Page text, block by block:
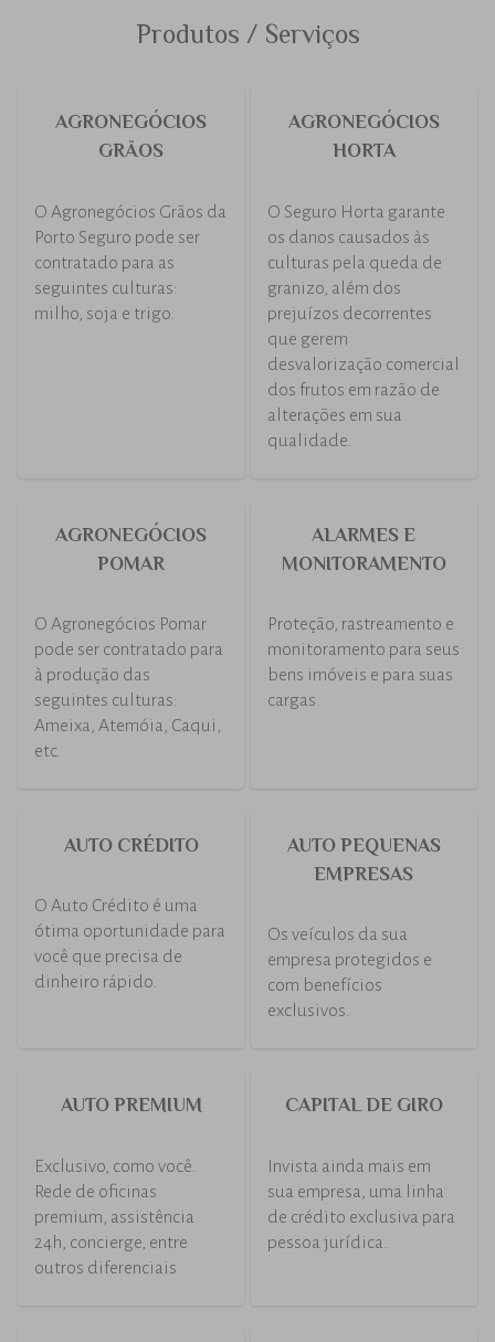
Produtos / Serviços
AGRONEGÓCIOS
GRÃOS
O Agronegócios Grãos da
Porto Seguro pode ser
contratado para as
seguintes culturas:
milho, soja e trigo.
AGRONEGÓCIOS
HORTA
O Seguro Horta garante
os danos causados às
culturas pela queda de
granizo, além dos
prejuízos decorrentes
que gerem
desvalorização comercial
dos frutos em razão de
alterações em sua
qualidade.
AGRONEGÓCIOS
POMAR
O Agronegócios Pomar
pode ser contratado para
à produção das
seguintes culturas:
Ameixa, Atemóia, Caqui,
etc.
ALARMES E
MONITORAMENTO
Proteção, rastreamento e
monitoramento para seus
bens imóveis e para suas
cargas.
AUTO CRÉDITO
O Auto Crédito é uma
ótima oportunidade para
você que precisa de
dinheiro rápido.
AUTO PEQUENAS
EMPRESAS
Os veículos da sua
empresa protegidos e
com benefícios
exclusivos.
AUTO PREMIUM
Exclusivo, como você.
Rede de oficinas
premium, assistência
24h, concierge, entre
outros diferenciais
CAPITAL DE GIRO
Invista ainda mais em
sua empresa, uma linha
de crédito exclusiva para
pessoa jurídica.